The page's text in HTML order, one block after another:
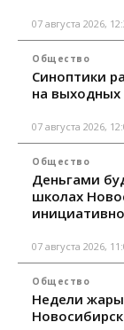
07 августа 2026,
Общество
Синоптики
на выходных
07 августа 2026,
Общество
Деньгами
школах
07 августа 2026,
Общество
Недели